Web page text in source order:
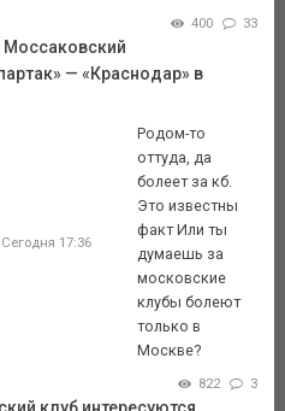
400 33
Моссаковский
— «Краснодар» в
Сегодня 17:36
Родом-то
оттуда, да
болеет за кб.
Это известны
факт Или ты
думаешь за
московские
клубы болеют
только в
Москве?
822 3